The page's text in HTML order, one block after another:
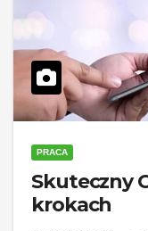
PRACA
Skuteczny
krokach